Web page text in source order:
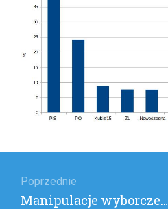
wpisu
Poprzednie
Poprzedni
Manipulacje wyborcze…